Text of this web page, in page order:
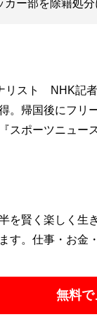
カー部を除籍処
リスト NHK記
。帰国後にフリ
スポーツニュー
を賢く楽しく生
す。仕事・お
無料